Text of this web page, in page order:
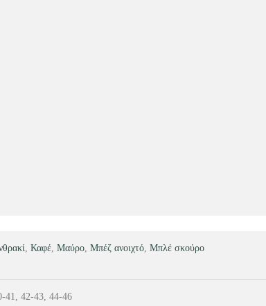
, Καφέ, Μαύρο, Μπέζ ανοιχτό, Μπλέ σκούρο
41, 42-43, 44-46